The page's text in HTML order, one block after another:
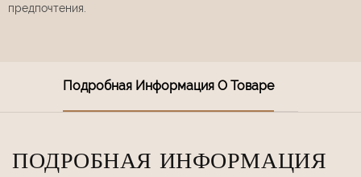
предпочтения.
Подробная Информация О Товаре
ПОДРОБНАЯ ИНФОРМАЦИЯ